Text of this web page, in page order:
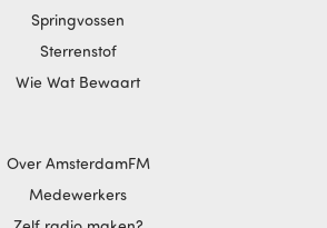
Springvossen
Sterrenstof
Wie Wat Bewaart
Over AmsterdamFM
Medewerkers